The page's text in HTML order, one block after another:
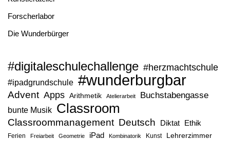
Forscherlabor
Die Wunderbürger
#digitaleschulechallenge #herzmachtschule
#ipadgrundschule #wunderburgbar
Advent Apps Arithmetik Atelierarbeit Buchstabengasse
bunte Musik Classroom
Classroommanagement Deutsch Diktat Ethik
Ferien Freiarbeit Geometrie iPad Kombinatorik Kunst Lehrerzimmer